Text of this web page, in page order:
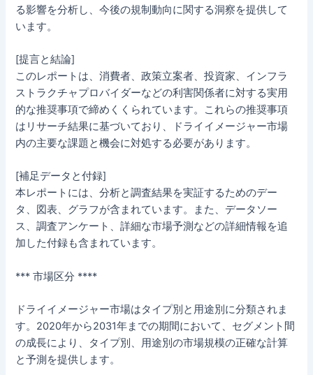
る影響を分析し、今後の規制動向に関する洞察を提供して
います。
[提言と結論]
このレポートは、消費者、政策立案者、投資家、インフラ
ストラクチャプロバイダーなどの利害関係者に対する実用
的な推奨事項で締めくくられています。これらの推奨事項
はリサーチ結果に基づいており、ドライイメージャー市場
内の主要な課題と機会に対処する必要があります。
[補足データと付録]
本レポートには、分析と調査結果を実証するためのデー
タ、図表、グラフが含まれています。また、データソー
ス、調査アンケート、詳細な市場予測などの詳細情報を追
加した付録も含まれています。
*** 市場区分 ****
ドライイメージャー市場はタイプ別と用途別に分類されま
す。2020年から2031年までの期間において、セグメント間
の成長により、タイプ別、用途別の市場規模の正確な計算
と予測を提供します。